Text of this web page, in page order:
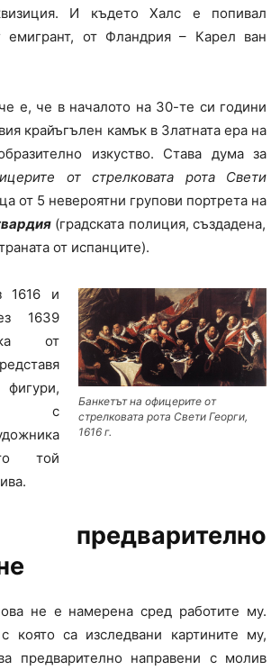
И където Халс е попивал
емигрант, от Фландрия – Карел ван
е, че в началото на 30-те си години
крайъгълен камък в Златната ера на
изкуство. Става дума за
от стрелковата рота Свети
от 5 невероятни групови портрета на
(градската полиция, създадена,
от испанците).
Банкетът на офицерите от
стрелковата рота Свети Георги,
1616 г.
1616 и
1639
от
с
той
не е намерена сред работите му.
която са изследвани картините му,
предварително направени с молив